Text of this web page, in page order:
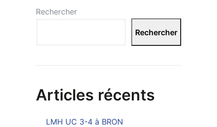
Rechercher
Rechercher
Articles récents
LMH UC 3-4 à BRON